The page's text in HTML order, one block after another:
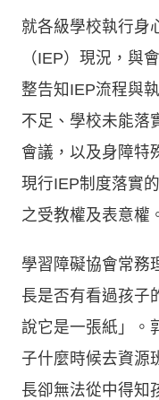
就各級學校執行身
（IEP）現況，與
整告知IEP流程與
不足、學校未能落
會議，以及身障特
現行IEP制度落實
之受教權及表意權
學習障礙協會常務
長是否有看過孩子
說它是一張紙」。
子什麼時候去資源
長卻無法從中得知